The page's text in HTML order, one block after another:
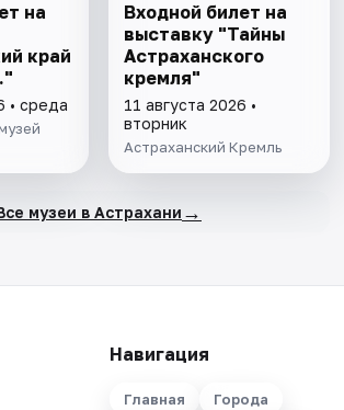
на
край
• среда
Входной билет на
выставку "Тайны
Астраханского
кремля"
11 августа 2026 •
вторник
Астраханский Кремль
музеи в Астрахани →
Навигация
Главная
Города